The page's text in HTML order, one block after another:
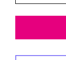
Umkreis